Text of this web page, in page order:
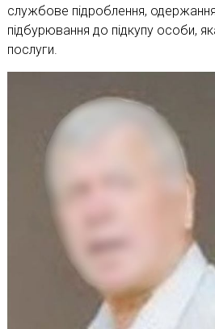
службове підроблення,
підбурювання до підкупу особи,
послуги.